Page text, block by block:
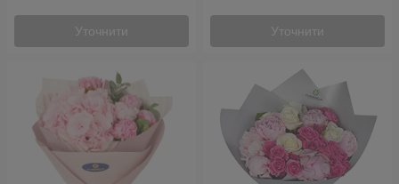
Уточнити Уточнити